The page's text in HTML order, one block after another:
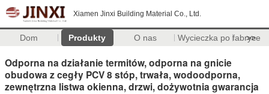
Xiamen Jinxi Building Material Co., Ltd.
Dom Produkty O nas Wycieczka po fabryce
>>
Odporna na działanie termitów, odporna na gnicie
obudowa z cegły PCV 8 stóp, trwała, wodoodporna,
zewnętrzna listwa okienna, drzwi, dożywotnia gwarancja